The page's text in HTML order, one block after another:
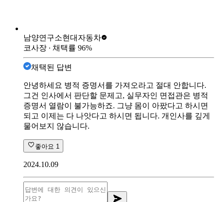
남양연구소현대자동차
코사장 ∙ 채택률 96%
채택된 답변
안녕하세요 병적 증명서를 가져오라고 절대 안합니다.
그건 인사에서 판단할 문제고, 실무자인 면접관은 병적
증명서 열람이 불가능하죠. 그냥 몸이 아팠다고 하시면
되고 이제는 다 나앗다고 하시면 됩니다. 개인사를 깊게
물어보지 않습니다.
좋아요 1
2024.10.09